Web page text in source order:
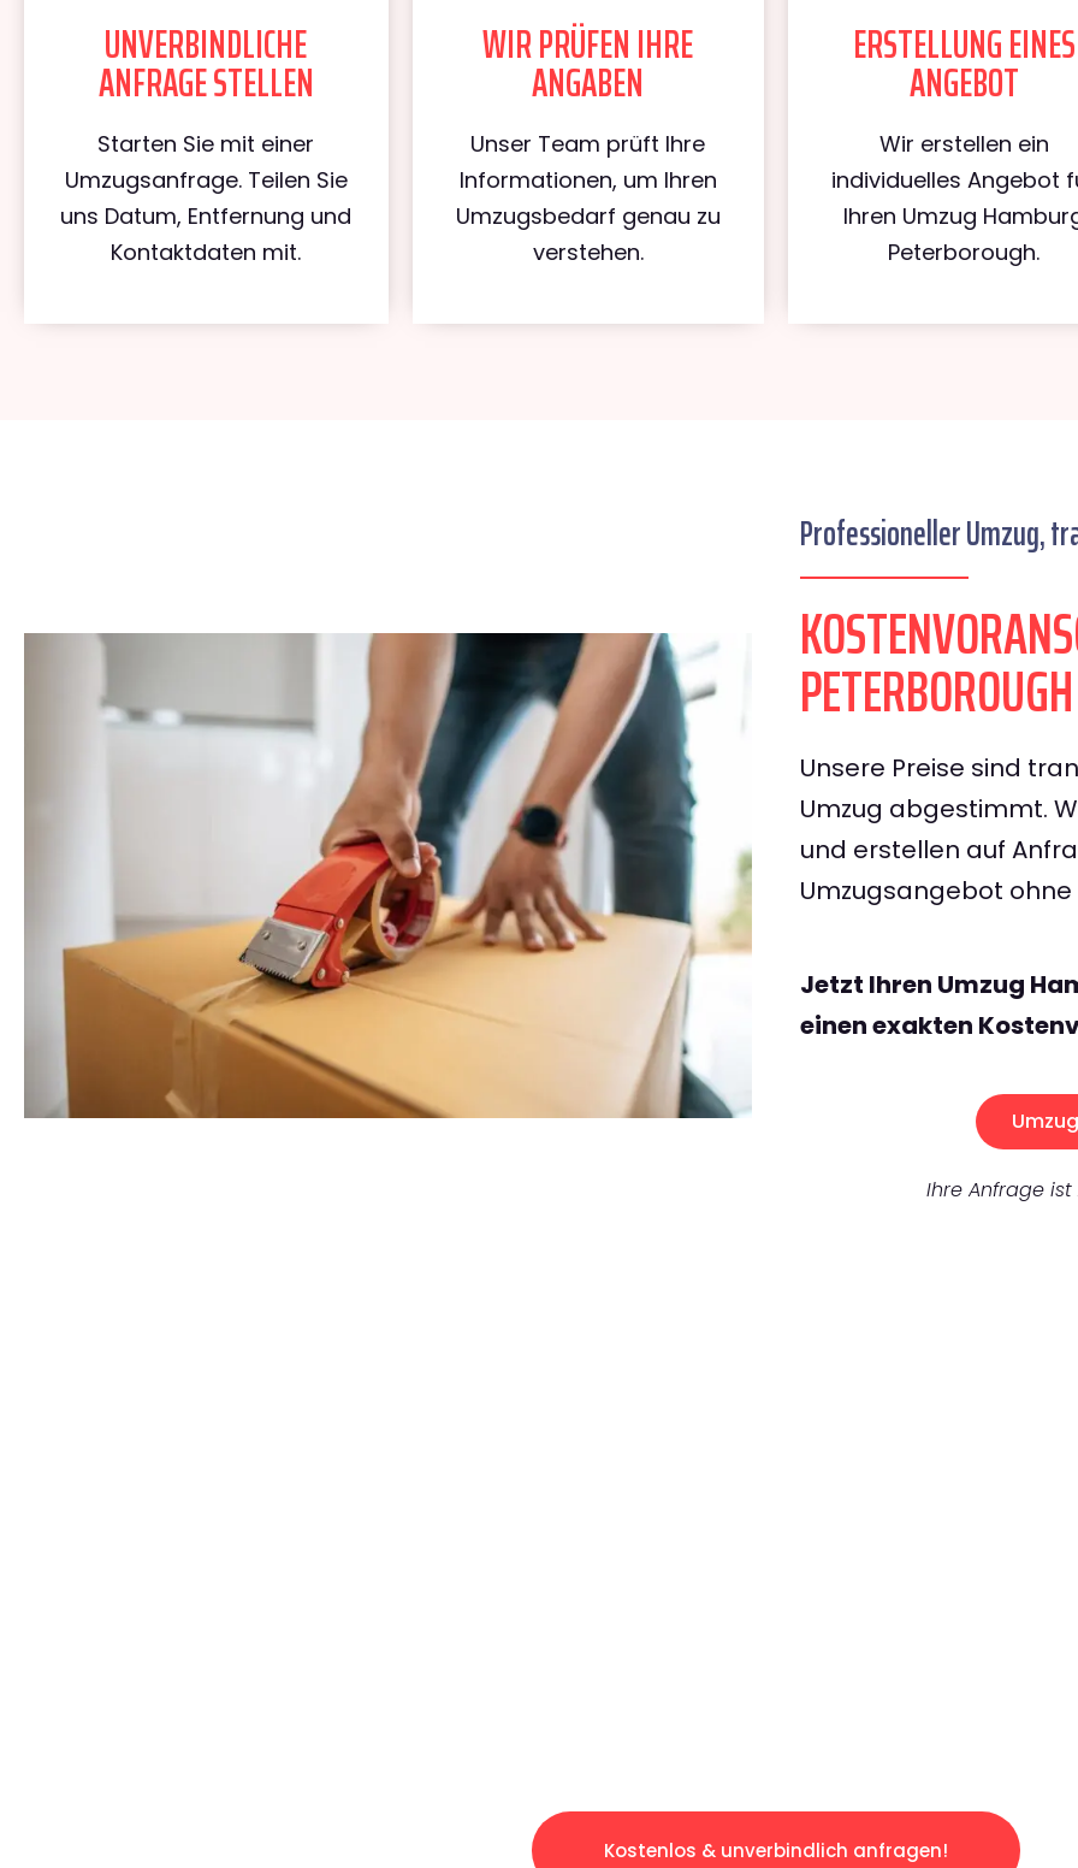
UNVERBINDLICHE
ANFRAGE STELLEN
Starten Sie mit einer
Umzugsanfrage. Teilen Sie
uns Datum, Entfernung und
Kontaktdaten mit.
WIR PRÜFEN IHRE
ANGABEN
Unser Team prüft Ihre
Informationen, um Ihren
Umzugsbedarf genau zu
verstehen.
ERSTELLUNG EINES
ANGEBOT
Wir erstellen ein
individuelles Angebot
Ihren Umzug
Peterborough.
Professioneller Umzug,
PETERBOROUGH
Unsere Preise sind
Umzug abgestimmt.
und erstellen auf
Umzugsangebot
Jetzt Ihren Umzug
einen exakten
Ihre Anfrage ist
Kostenlos & unverbindlich anfragen!